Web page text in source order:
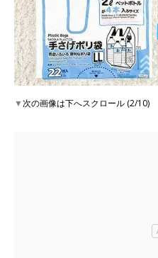
▼次の画像は下へスクロール (2/10)